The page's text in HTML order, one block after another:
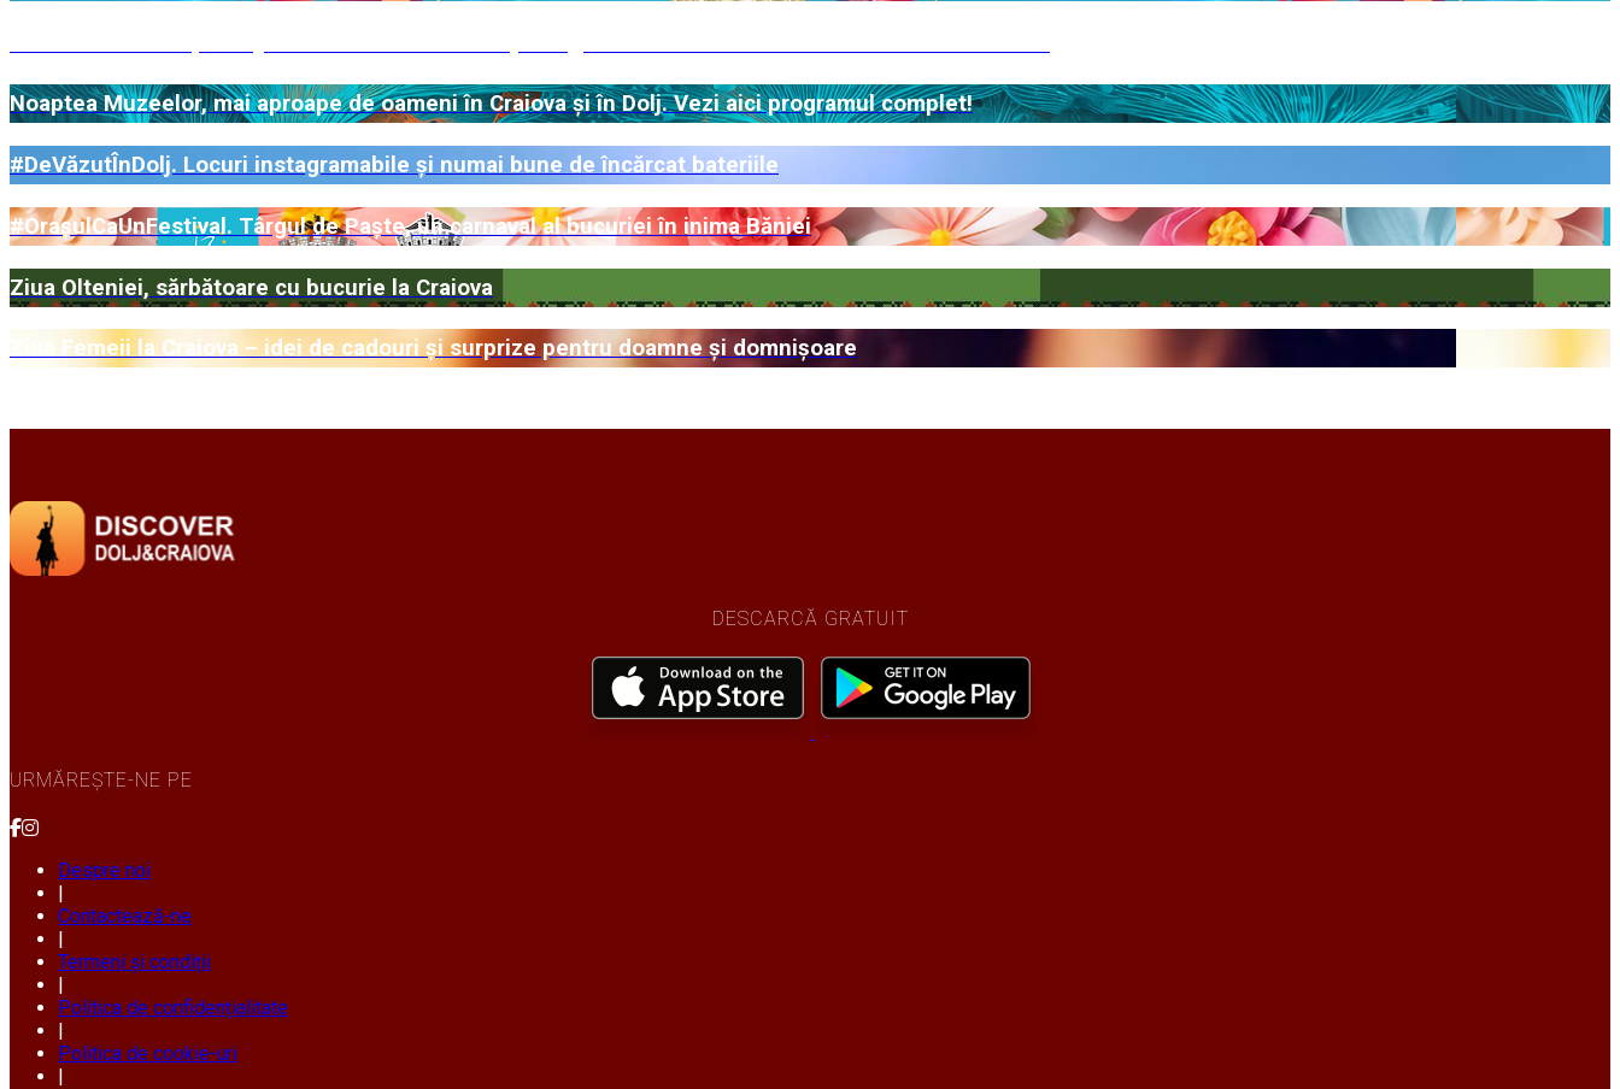
Noaptea Muzeelor, mai aproape de oameni în Craiova și în Dolj. Vezi aici programul complet!
#DeVăzutÎnDolj. Locuri instagramabile și numai bune de încărcat bateriile
#OrașulCaUnFestival. Târgul de Paște, un carnaval al bucuriei în inima Băniei
Ziua Olteniei, sărbătoare cu bucurie la Craiova
Ziua Femeii la Craiova – idei de cadouri și surprize pentru doamne și domnișoare
DESCARCĂ GRATUIT
URMĂREȘTE-NE PE
Despre noi
Contactează-ne
Termeni și condiții
Politica de confidențialitate
Politica de cookie-uri